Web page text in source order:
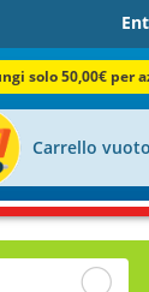
solo 50,00€ per
Carrello vuoto